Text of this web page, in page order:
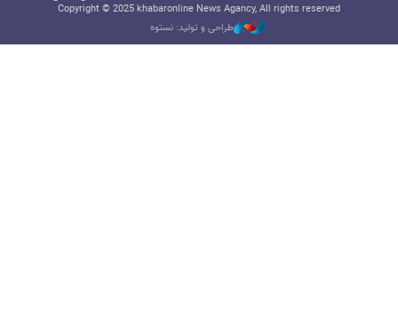
Copyright © 2025 khabaronline News Agancy, All rights reserved
طراحی و تولید: نستوه